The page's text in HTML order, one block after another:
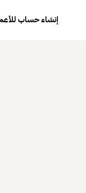
إنشاء حساب